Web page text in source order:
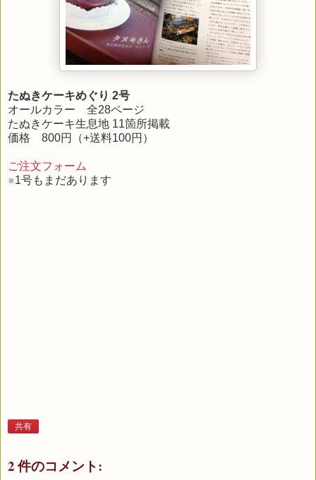
たぬきケーキめぐり 2号
オールカラー 全28ページ
たぬきケーキ生息地 11箇所掲載
価格 800円（+送料100円）
ご注文フォーム
※1号もまだあります
共有
2 件のコメント: